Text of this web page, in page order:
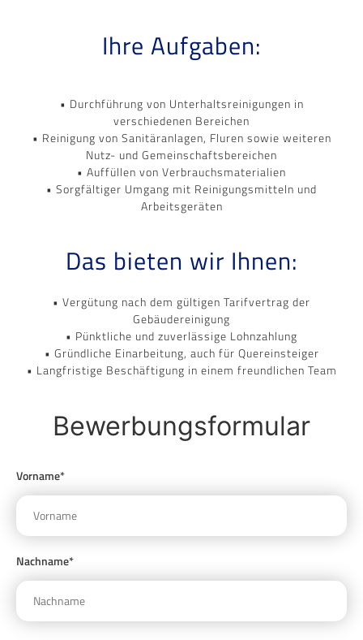
Ihre Aufgaben:
• Durchführung von Unterhaltsreinigungen in
verschiedenen Bereichen
• Reinigung von Sanitäranlagen, Fluren sowie weiteren
Nutz- und Gemeinschaftsbereichen
• Auffüllen von Verbrauchsmaterialien
• Sorgfältiger Umgang mit Reinigungsmitteln und
Arbeitsgeräten
Das bieten wir Ihnen:
• Vergütung nach dem gültigen Tarifvertrag der
Gebäudereinigung
• Pünktliche und zuverlässige Lohnzahlung
• Gründliche Einarbeitung, auch für Quereinsteiger
• Langfristige Beschäftigung in einem freundlichen Team
Bewerbungsformular
Vorname*
Nachname*